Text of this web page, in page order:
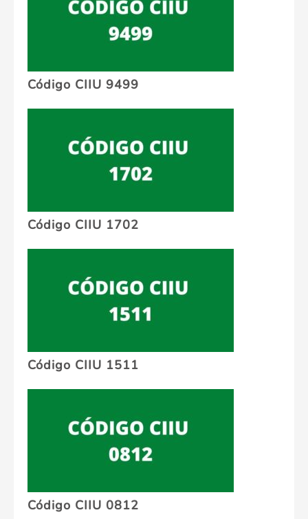
Código CIIU 9499
Código CIIU 1702
Código CIIU 1511
Código CIIU 0812